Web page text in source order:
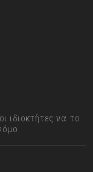
ιδιοκτήτες να το